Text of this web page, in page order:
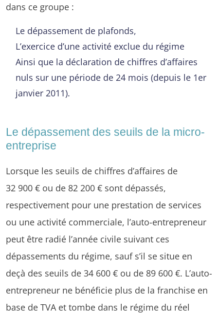
dans ce groupe :
Le dépassement de plafonds,
L’exercice d’une activité exclue du régime
Ainsi que la déclaration de chiffres d’affaires
nuls sur une période de 24 mois (depuis le 1er
janvier 2011).
Le dépassement des seuils de la micro-
entreprise
Lorsque les seuils de chiffres d’affaires de
32 900 € ou de 82 200 € sont dépassés,
respectivement pour une prestation de services
ou une activité commerciale, l’auto-entrepreneur
peut être radié l’année civile suivant ces
dépassements du régime, sauf s’il se situe en
deçà des seuils de 34 600 € ou de 89 600 €. L’auto-
entrepreneur ne bénéficie plus de la franchise en
base de TVA et tombe dans le régime du réel